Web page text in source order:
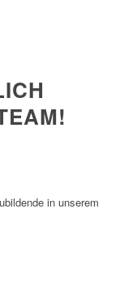
in unserem